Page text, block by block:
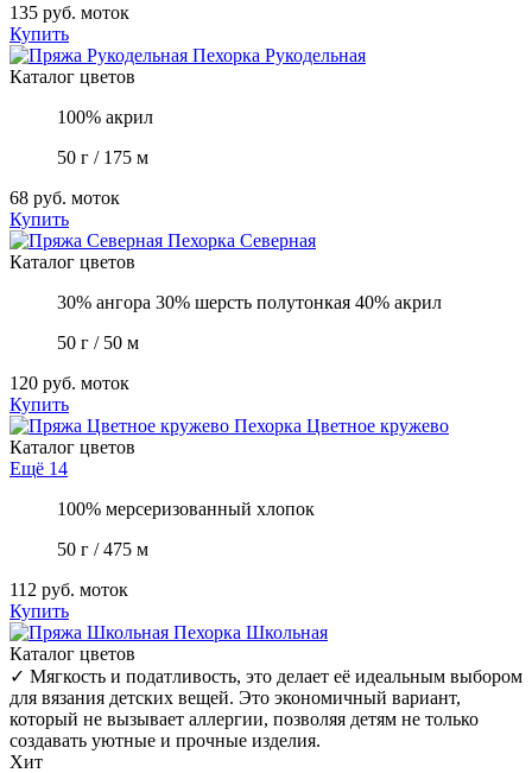
135 руб. моток
Купить
Пехорка Рукодельная
Каталог цветов
100% акрил
50 г / 175 м
68 руб. моток
Купить
Пехорка Северная
Каталог цветов
30% ангора 30% шерсть полутонкая 40% акрил
50 г / 50 м
120 руб. моток
Купить
Пехорка Цветное кружево
Каталог цветов
Ещё 14
100% мерсеризованный хлопок
50 г / 475 м
112 руб. моток
Купить
Пехорка Школьная
Каталог цветов
✓ Мягкость и податливость, это делает её идеальным выбором
для вязания детских вещей. Это экономичный вариант,
который не вызывает аллергии, позволяя детям не только
создавать уютные и прочные изделия.
Хит